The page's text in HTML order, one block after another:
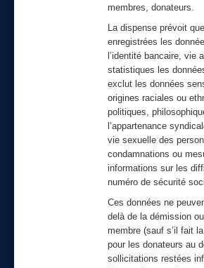
membres, donateurs.
La dispense prévoit
enregistrées les
l’identité bancaire, vie
statistiques les
exclut les données
origines raciales ou
politiques,
l’appartenance
vie sexuelle des
condamnations ou
informations sur les
numéro de sécurité
Ces données ne
delà de la démission
membre (sauf s’il fait
pour les donateurs au
sollicitations restées